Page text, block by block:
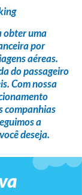
obter uma
por
aéreas.
do passageiro
Com nossa
companhias
a
deseja.